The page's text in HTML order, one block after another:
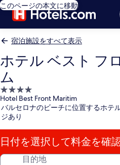
このページの本文に移動
宿泊施設をすべて表示
ホテル ベスト フ
ム
4.0
つ
星
宿
泊
施
設
Hotel Best Front Maritim
バルセロナのビーチに位置するホテ
ジあり
日付を選択して料金を確
目的地